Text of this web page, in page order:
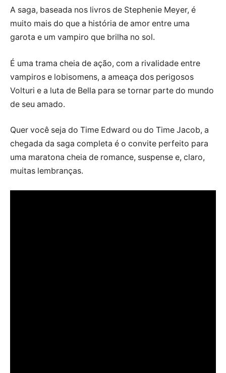
A saga, baseada nos livros de Stephenie Meyer, é
muito mais do que a história de amor entre uma
garota e um vampiro que brilha no sol.
É uma trama cheia de ação, com a rivalidade entre
vampiros e lobisomens, a ameaça dos perigosos
Volturi e a luta de Bella para se tornar parte do mundo
de seu amado.
Quer você seja do Time Edward ou do Time Jacob, a
chegada da saga completa é o convite perfeito para
uma maratona cheia de romance, suspense e, claro,
muitas lembranças.